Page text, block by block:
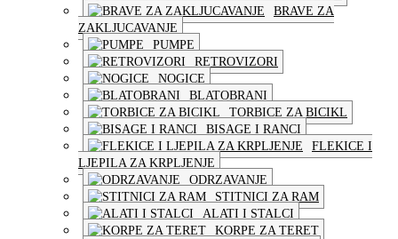
BRAVE ZA
ZAKLJUCAVANJE
PUMPE
RETROVIZORI
NOGICE
BLATOBRANI
TORBICE ZA BICIKL
BISAGE I RANCI
FLEKICE I
LJEPILA ZA KRPLJENJE
ODRZAVANJE
STITNICI ZA RAM
ALATI I STALCI
KORPE ZA TERET